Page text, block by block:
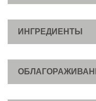
ИНГРЕДИЕНТЫ